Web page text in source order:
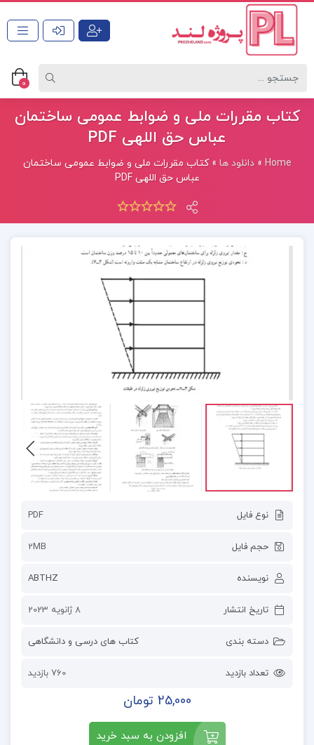
0
کتاب مقررات ملی و ضوابط عمومی ساختمان
عباس حق اللهی PDF
Home
»دانلود ها »کتاب مقررات ملی و ضوابط عمومی ساختمان
عباس حق اللهی PDF
نوع فایل PDF
حجم فایل 2MB
نویسنده ABTHZ
تاریخ انتشار 8 ژانویه 2023
دسته بندی کتاب های درسی و دانشگاهی
تعداد بازدید 760 بازدید
25,000 تومان
افزودن به سبد خرید